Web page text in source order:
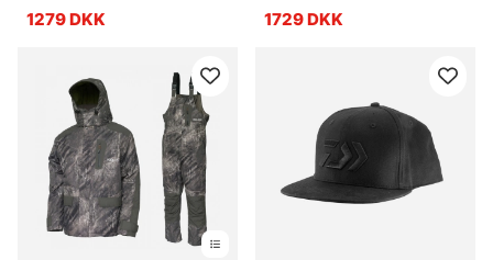
1279 DKK
1729 DKK